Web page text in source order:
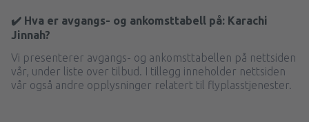
✔️ Hva er avgangs- og ankomsttabell på: Karachi
Jinnah?
Vi presenterer avgangs- og ankomsttabellen på nettsiden
vår, under liste over tilbud. I tillegg inneholder nettsiden
vår også andre opplysninger relatert til flyplasstjenester.